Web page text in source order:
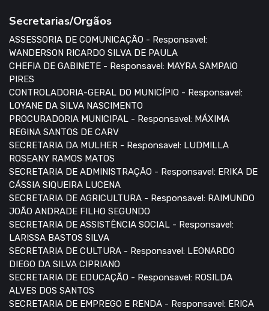
Secretarias/Orgãos
ASSESSORIA DE COMUNICAÇÃO - Responsavel:
WANDERSON RICARDO SILVA DE PAULA
CHEFIA DE GABINETE - Responsavel: MAYRA SAMPAIO
PIRES
CONTROLADORIA-GERAL DO MUNICÍPIO - Responsavel:
LOYANE DA SILVA NASCIMENTO
PROCURADORIA MUNICIPAL - Responsavel: MÁXIMA
REGINA SANTOS DE CARV
SECRETARIA DA MULHER - Responsavel: LUDMILLA
ROSEANY RAMOS MATOS
SECRETARIA DE ADMINISTRAÇÃO - Responsavel: ERIKA DE
CÁSSIA SIQUEIRA LUCENA
SECRETARIA DE AGRICULTURA - Responsavel: RAIMUNDO
JOÃO ANDRADE FILHO SEGUNDO
SECRETARIA DE ASSISTÊNCIA SOCIAL - Responsavel:
LARISSA BASTOS SILVA
SECRETARIA DE CULTURA - Responsavel: LEONARDO
DIEGO DA SILVA CIPRIANO
SECRETARIA DE EDUCAÇÃO - Responsavel: ROSILDA
ALVES DOS SANTOS
SECRETARIA DE EMPREGO E RENDA - Responsavel: ERICA